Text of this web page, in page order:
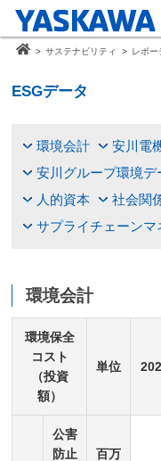
> サステナビリティ > レポー
ESGデータ
環境会計
安川電
安川グループ環境デ
人的資本
社会関
サプライチェーンマ
環境会計
環境保全
コスト
（投資
額）
単位
公害
防止
百万